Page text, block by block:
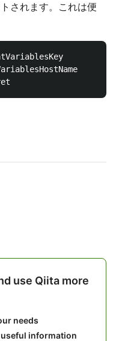
されます。これは便
use Qiita more
needs
information